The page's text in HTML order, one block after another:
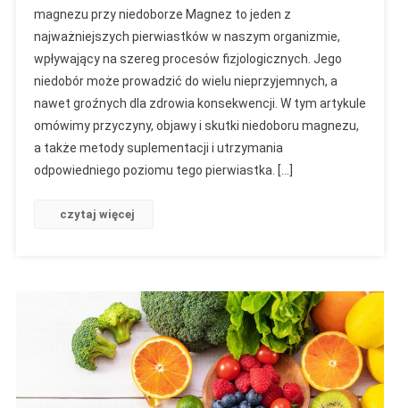
magnezu przy niedoborze Magnez to jeden z
najważniejszych pierwiastków w naszym organizmie,
wpływający na szereg procesów fizjologicznych. Jego
niedobór może prowadzić do wielu nieprzyjemnych, a
nawet groźnych dla zdrowia konsekwencji. W tym artykule
omówimy przyczyny, objawy i skutki niedoboru magnezu,
a także metody suplementacji i utrzymania
odpowiedniego poziomu tego pierwiastka. […]
czytaj więcej